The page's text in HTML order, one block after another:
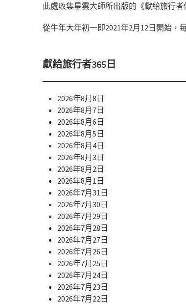
此處收集星雲大師所出版的《獻給旅行者
從牛年大年初一即2021年2月12日開始，
獻給旅行者365日
2026年8月8日
2026年8月7日
2026年8月6日
2026年8月5日
2026年8月4日
2026年8月3日
2026年8月2日
2026年8月1日
2026年7月31日
2026年7月30日
2026年7月29日
2026年7月28日
2026年7月27日
2026年7月26日
2026年7月25日
2026年7月24日
2026年7月23日
2026年7月22日